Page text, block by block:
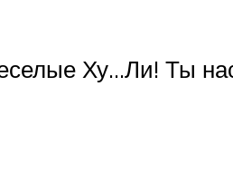
Ху…Ли! Ты